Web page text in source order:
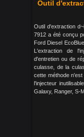
Outil
Outil d'extraction
7912 a été conçu
Ford Diesel
L'extraction de
d'entretien ou de
culasse, de la
cette méthode
l'injecteur
Galaxy, Ranger, S-